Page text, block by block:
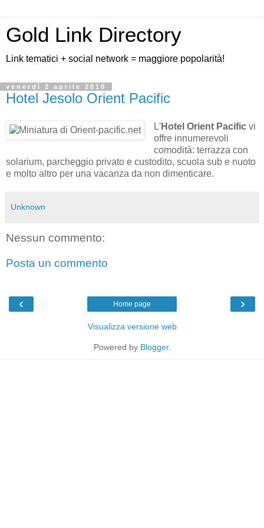
Gold Link Directory
Link tematici + social network = maggiore popolarità!
venerdì 2 aprile 2010
Hotel Jesolo Orient Pacific
L'Hotel Orient Pacificvi
offre innumerevoli
comodità: terrazza con
solarium, parcheggio privato e custodito, scuola sub e nuoto
e molto altro per una vacanza da non dimenticare.
Unknown
Nessun commento:
Posta un commento
‹ ›
Home page
Visualizza versione web
Powered by Blogger.